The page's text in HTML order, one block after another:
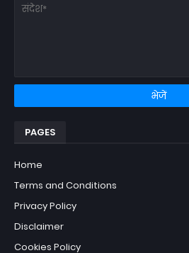
PAGES
Home
Terms and Conditions
Privacy Policy
Disclaimer
Cookies Policy